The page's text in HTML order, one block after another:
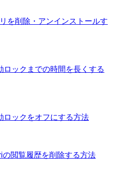
を削除・アンインストールす
ロックまでの時間を長くする
ロックをオフにする方法
閲覧履歴を削除する方法